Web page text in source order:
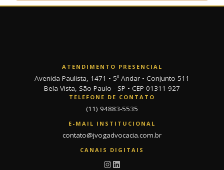
ATENDIMENTO PRESENCIAL
Avenida Paulista, 1471 • 5º Andar • Conjunto 511
Bela Vista, São Paulo - SP • CEP 01311-927
TELEFONE DE CONTATO
(11) 94883-5535
E-MAIL INSTITUCIONAL
contato@jvogadvocacia.com.br
CANAIS DIGITAIS